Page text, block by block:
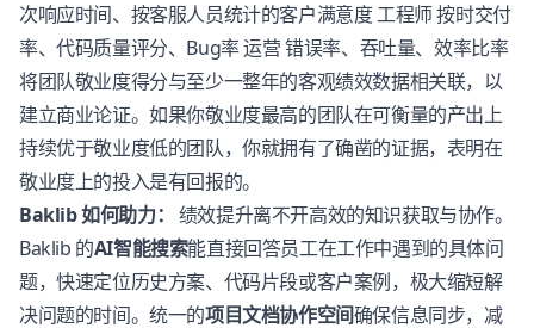
次响应时间、按客服人员统计的客户满意度 工程师 按时交付
率、代码质量评分、Bug率 运营 错误率、吞吐量、效率比率
将团队敬业度得分与至少一整年的客观绩效数据相关联，以
建立商业论证。如果你敬业度最高的团队在可衡量的产出上
持续优于敬业度低的团队，你就拥有了确凿的证据，表明在
敬业度上的投入是有回报的。
Baklib 如何助力： 绩效提升离不开高效的知识获取与协作。
Baklib 的AI智能搜索能直接回答员工在工作中遇到的具体问
题，快速定位历史方案、代码片段或客户案例，极大缩短解
决问题的时间。统一的项目文档协作空间确保信息同步，减